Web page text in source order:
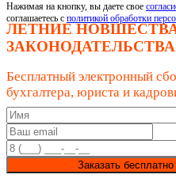
Нажимая на кнопку, вы даете свое
соглашаетесь с политикой обработки
ЛЕТНИЕ
ЗАКОНОДАТЕЛЬСТВА
Бесплатный электронный
бухгалтера, юриста и
Заказать бесплатно